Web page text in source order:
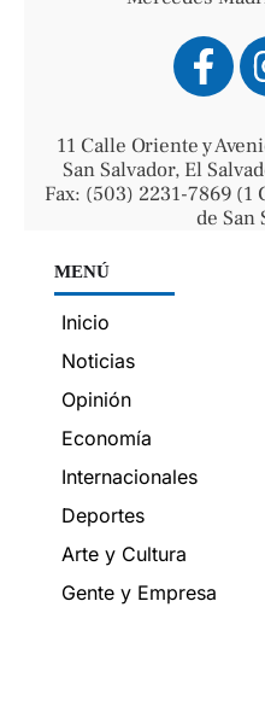
11 Calle Oriente y
San Salvador, El
Fax: (503) 2231-7869 (1
de San
MENÚ
Inicio
Noticias
Opinión
Economía
Internacionales
Deportes
Arte y Cultura
Gente y Empresa